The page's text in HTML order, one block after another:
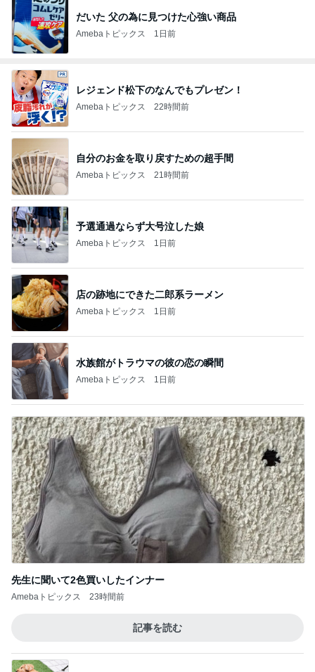
だいた 父の為に見つけた心強い商品
Amebaトピックス 1日前
レジェンド松下のなんでもプレゼン！
Amebaトピックス 22時間前
自分のお金を取り戻すための超手間
Amebaトピックス 21時間前
予選通過ならず大号泣した娘
Amebaトピックス 1日前
店の跡地にできた二郎系ラーメン
Amebaトピックス 1日前
水族館がトラウマの彼の恋の瞬間
Amebaトピックス 1日前
先生に聞いて2色買いしたインナー
Amebaトピックス 23時間前
記事を読む